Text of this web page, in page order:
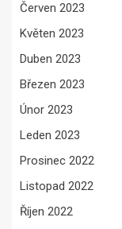
Červen 2023
Květen 2023
Duben 2023
Březen 2023
Únor 2023
Leden 2023
Prosinec 2022
Listopad 2022
Říjen 2022